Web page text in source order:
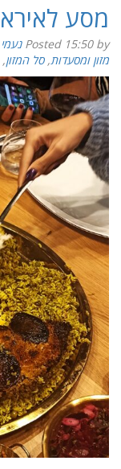
מסע
Posted 15:50by נעמי
מזון ומסעדות,סל המזון,